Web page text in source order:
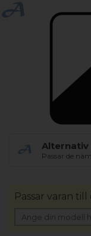
Passar de
Passar varan